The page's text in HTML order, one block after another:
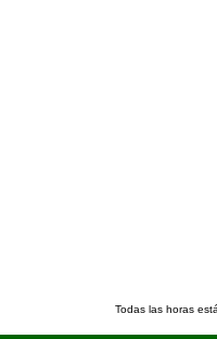
Todas las horas